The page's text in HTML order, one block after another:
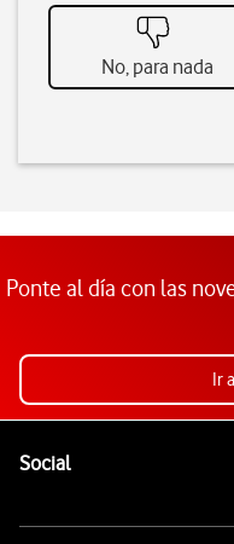
No, para nada
Ponte al día con las
Ir
SocialEnlaces a las redes